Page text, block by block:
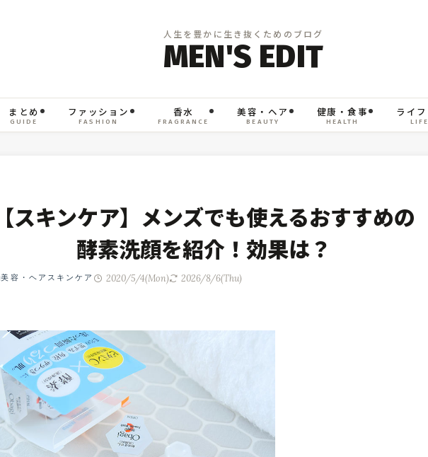
まとめ
GUIDE
ファッション
FASHION
香水
FRAGRANCE
美容・ヘア
BEAUTY
健康・食事
HEALTH
ライ
【スキンケア】メンズでも使えるおすすめの
酵素洗顔を紹介！効果は？
美容・ヘア スキンケア 2020/5/4(Mon) 2026/8/6(Thu)